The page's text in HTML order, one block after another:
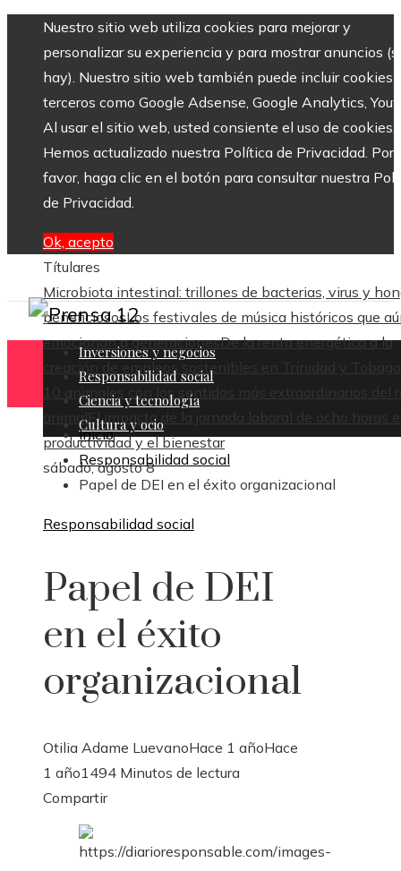
Nuestro sitio web utiliza cookies para mejorar y
personalizar su experiencia y para mostrar anuncios
hay). Nuestro sitio web también puede incluir cookies
terceros como Google Adsense, Google Analytics,
Al usar el sitio web, usted consiente el uso de cookies.
Hemos actualizado nuestra Política de Privacidad. Por
favor, haga clic en el botón para consultar nuestra
de Privacidad.
Ok, acepto
Títulares
Microbiota intestinal: trillones de bacterias, virus y
beneficiososLos festivales de música históricos que
emocionan a generacionesDe la renta energética a la
creación de empleos sostenibles en Trinidad y Tobago
10 animales con los sentidos más extraordinarios del
animalEl impacto de la jornada laboral de ocho horas
productividad y el bienestar
sábado, agosto 8
Inversiones y negocios
Responsabilidad social
Ciencia y tecnología
Cultura y ocio
Inicio
Responsabilidad social
Papel de DEI en el éxito organizacional
Responsabilidad social
Papel de DEI
en el éxito
organizacional
Otilia Adame LuevanoHace 1 añoHace
1 año1494 Minutos de lectura
Facebook
Twitter
LinkedIn
Pinterest
Stumbleupon
Email
Compartir